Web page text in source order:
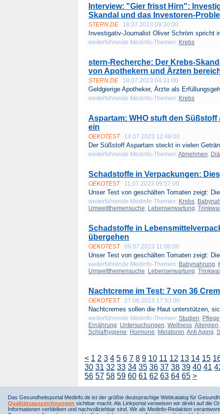
Interview: "Gier frisst Hirn":
Skandal und das Investoren-
STERN.DE 18.07.2023 09:30:00
Investigativ-Journalist Oliver Schröm spricht
weiterführende Medinfo-Themen: Krebs
stern-Recherche: Der Krebs-
von Apothekern und Ärzten
STERN.DE 18.07.2023 04:31:00
Geldgierige Apotheker, Ärzte als
weiterführende Medinfo-Themen: Krebs
Aspartam: WHO stuft den
ein
OEKOTEST 14.07.2023 12:46:00
Der Süßstoff Aspartam steckt in vielen
weiterführende Medinfo-Themen: Abnehmen;
Schadstoffe in Verpackungen:
OEKOTEST 11.07.2023 09:57:00
Unser Test von geschälten Tomaten zeigt:
weiterführende Medinfo-Themen: Krebs;
Umweltthemensuche; Lebenserwartung;
Schadstoffe in
übergehen
OEKOTEST 09.07.2023 11:00:00
Unser Test von geschälten Tomaten zeigt:
weiterführende Medinfo-Themen: Babynahrung;
Umweltthemensuche; Lebenserwartung;
Nachtcreme im Test: 7 von 36
OEKOTEST 27.06.2023 17:53:00
Nachtcremes sollen die Haut unterstützen,
weiterführende Medinfo-Themen: Studien; Pflege
Ernährung; Untersuchungen; Wellness; Allergien
Schlafhygiene; Hormone; Melatonin; Anti Aging;
< 1 2 3 4 5 6 7 8 9 10 11 12 13 14 15
30 31 32 33 34 35 36 37 38 39 40 41
56 57 58 59 60 61 62 63 64 65 >
Das Gesundheitsportal Medinfo.de ist der größte deutsprachige Webkatalog für
Qualitätsauszeichnungen sichtbar macht. Als Linkportal verweisen wir direkt auf die
Informationen verbleiben und nachvollziehbar sind. Wir als Medinfo-Redaktion